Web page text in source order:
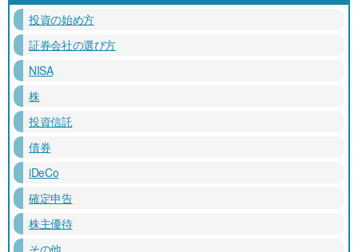
投資の始め方
証券会社の選び方
NISA
株
投資信託
債券
iDeCo
確定申告
株主優待
その他